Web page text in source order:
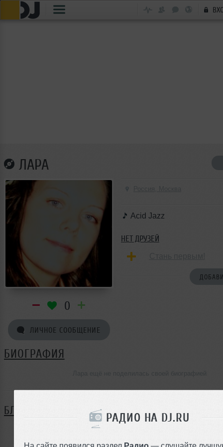
РАДИО НА DJ.RU
На сайте появился раздел Радио — слушайте
ЛАРА
0
ЛИЧНОЕ СООБЩЕНИЕ
Acid Jazz
НЕТ ДРУЗЕЙ
БИОГРАФИЯ
БЛОГ